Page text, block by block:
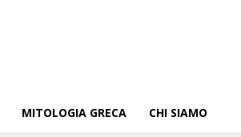
MITOLOGIA GRECA CHI SIAMO